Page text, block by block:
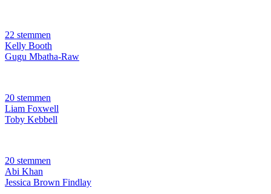
22 stemmen
Kelly Booth
Gugu Mbatha-Raw
20 stemmen
Liam Foxwell
Toby Kebbell
20 stemmen
Abi Khan
Jessica Brown Findlay